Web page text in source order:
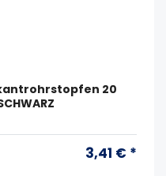
20
3,41 € *